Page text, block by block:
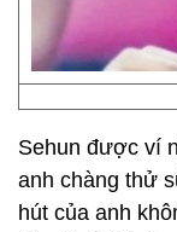
Sehun được ví
anh chàng thử
hút của anh